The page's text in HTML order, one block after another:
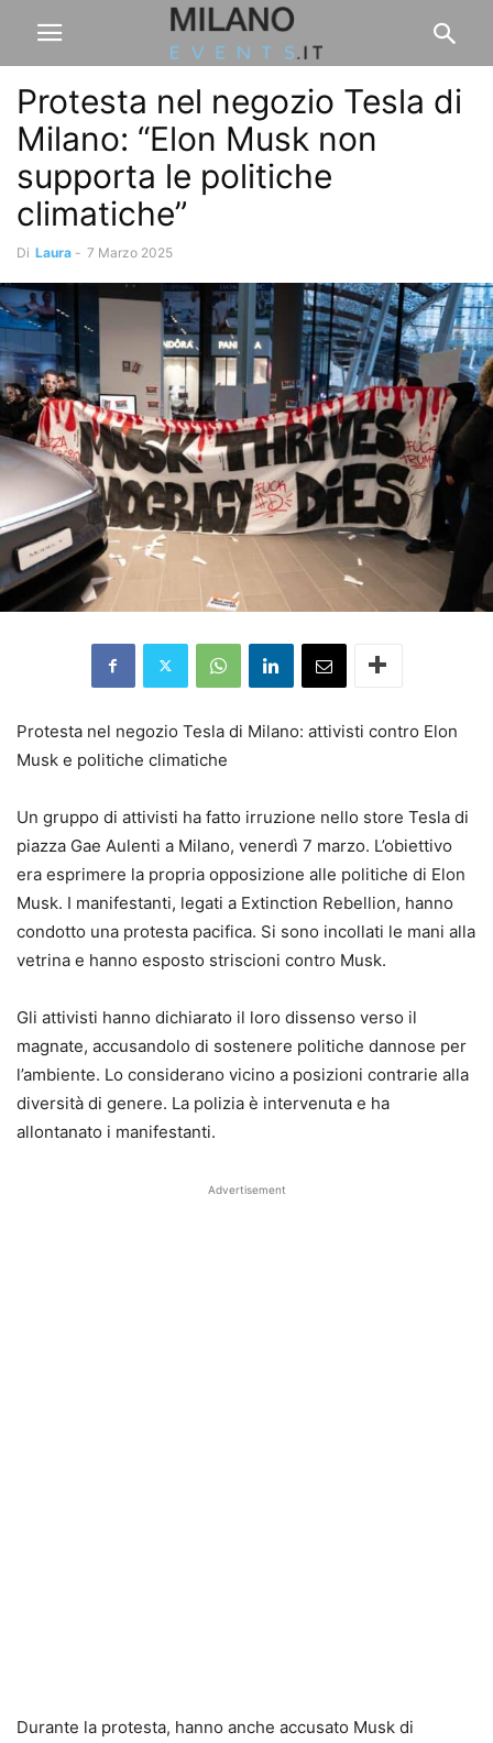
Protesta nel negozio Tesla di
Milano: “Elon Musk non
supporta le politiche
climatiche”
Di Laura - 7 Marzo 2025
Protesta nel negozio Tesla di Milano: attivisti contro Elon
Musk e politiche climatiche
Un gruppo di attivisti ha fatto irruzione nello store Tesla di
piazza Gae Aulenti a Milano, venerdì 7 marzo. L’obiettivo
era esprimere la propria opposizione alle politiche di Elon
Musk. I manifestanti, legati a Extinction Rebellion, hanno
condotto una protesta pacifica. Si sono incollati le mani alla
vetrina e hanno esposto striscioni contro Musk.
Gli attivisti hanno dichiarato il loro dissenso verso il
magnate, accusandolo di sostenere politiche dannose per
l’ambiente. Lo considerano vicino a posizioni contrarie alla
diversità di genere. La polizia è intervenuta e ha
allontanato i manifestanti.
Advertisement
Durante la protesta, hanno anche accusato Musk di